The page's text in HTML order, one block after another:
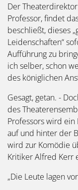
Der
Professor, findet
beschließt, dieses
Leidenschaften“
Aufführung zu
ich selber, schon
des königlichen
Gesagt, getan. -
des
Professors wird
auf und hinter der
wird zur Komödie
Kritiker Alfred Kerr
„Die Leute lagen